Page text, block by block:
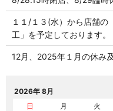
１１/１３(水）から店舗の
工」を予定しております。
12月、2025年１月の休み
2026年 8月
日
月 火